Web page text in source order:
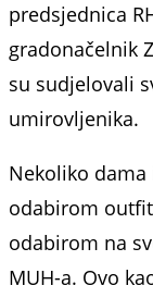
predsjednica
gradonačelnik
su sudjelovali
umirovljenika.
Nekoliko
odabirom
odabirom na
MUH-a. Ovo